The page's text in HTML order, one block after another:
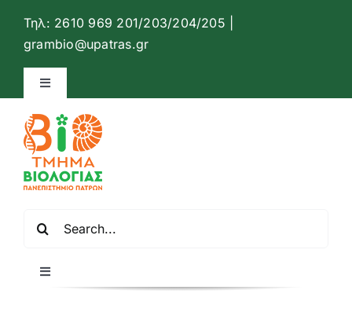
περιεχόμενο
Τηλ: 2610 969 201/203/204/205 |
grambio@upatras.gr
Toggle
Ιστότοπος Τμήματος Βιολογίας
Επικοινωνία
Ελληνικά
Toggle
Navigation